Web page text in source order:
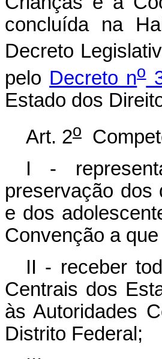
concluída na
Decreto
pelo Decreto no
Estado dos
Art. 2o
I -
preservação dos
e dos
Convenção a
II - receber
Centrais dos
às Autoridades
Distrito Federal;